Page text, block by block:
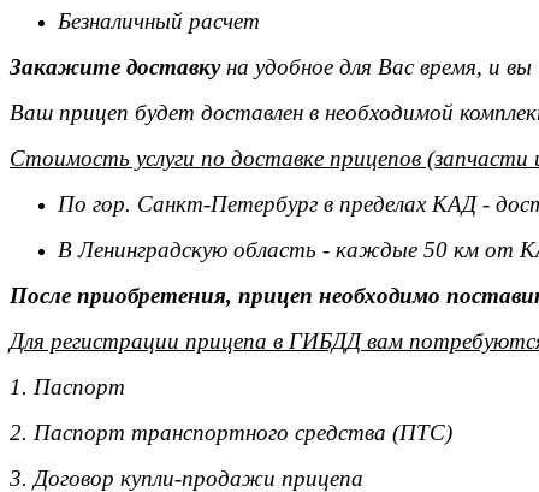
Безналичный расчет
Закажите доставкуна удобное для Вас время, и
Ваш прицеп будет доставлен в необходимой
Стоимость услуги по доставке прицепов
По гор. Санкт-Петербург в пределах КАД -
В Ленинградскую область - каждые 50 км от
После приобретения, прицеп необходимо
Для регистрации прицепа в ГИБДД вам
1. Паспорт
2. Паспорт транспортного средства (ПТС)
3. Договор купли-продажи прицепа